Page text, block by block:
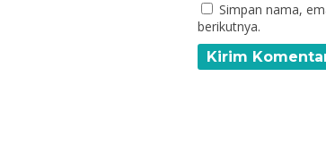
Simpan nama,
berikutnya.